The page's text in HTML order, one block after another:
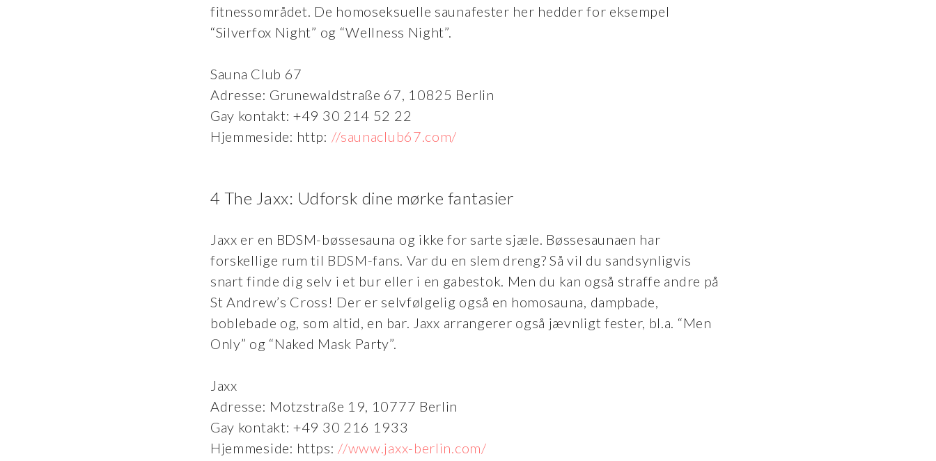
fitnessområdet. De homoseksuelle saunafester her hedder for eksempel
“Silverfox Night” og “Wellness Night”.
Sauna Club 67
Adresse: Grunewaldstraße 67, 10825 Berlin
Gay kontakt: +49 30 214 52 22
Hjemmeside: http: //saunaclub67.com/
4 The Jaxx: Udforsk dine mørke fantasier
Jaxx er en BDSM-bøssesauna og ikke for sarte sjæle. Bøssesaunaen har
forskellige rum til BDSM-fans. Var du en slem dreng? Så vil du sandsynligvis
snart finde dig selv i et bur eller i en gabestok. Men du kan også straffe andre på
St Andrew’s Cross! Der er selvfølgelig også en homosauna, dampbade,
boblebade og, som altid, en bar. Jaxx arrangerer også jævnligt fester, bl.a. “Men
Only” og “Naked Mask Party”.
Jaxx
Adresse: Motzstraße 19, 10777 Berlin
Gay kontakt: +49 30 216 1933
Hjemmeside: https: //www.jaxx-berlin.com/